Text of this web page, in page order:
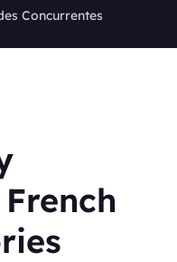
Concurrentes